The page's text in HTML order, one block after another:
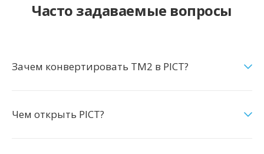
Часто задаваемые вопросы
Зачем конвертировать TM2 в PICT?
Чем открыть PICT?